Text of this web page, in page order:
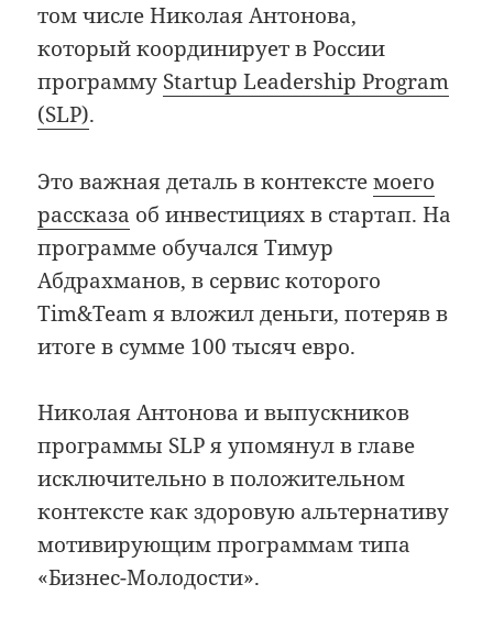
том числе Николая Антонова,
который координирует в России
программу Startup Leadership Program
(SLP).
Это важная деталь в контекстемоего
рассказа об инвестициях в стартап. На
программе обучался Тимур
Абдрахманов, в сервис которого
Tim&Team я вложил деньги, потеряв в
итоге в сумме 100 тысяч евро.
Николая Антонова и выпускников
программы SLP я упомянул в главе
исключительно в положительном
контексте как здоровую альтернативу
мотивирующим программам типа
«Бизнес-Молодости».